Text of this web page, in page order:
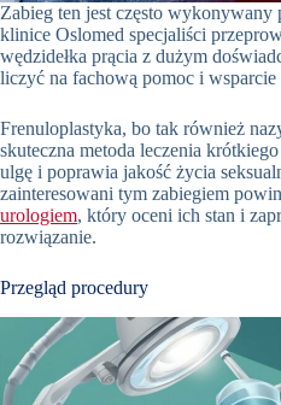
Zabieg ten jest często wykonywany
klinice Oslomed specjaliści
wędzidełka prącia z dużym
liczyć na fachową pomoc i wsparcie
Frenuloplastyka, bo tak również
skuteczna metoda leczenia
ulgę i poprawia jakość życia
zainteresowani tym zabiegiem
urologiem, który oceni ich stan i
rozwiązanie.
Przegląd procedury